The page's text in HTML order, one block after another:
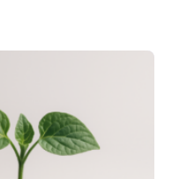
Stechmücken-
sich in
Es konnte als neue
werden und trägt
Dieser erste
in Bernstein
einer